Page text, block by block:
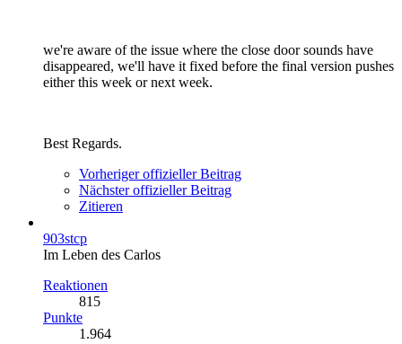
we're aware of the issue where the close door sounds have
disappeared, we'll have it fixed before the final version pushes
either this week or next week.
Best Regards.
Vorheriger offizieller Beitrag
Nächster offizieller Beitrag
Zitieren
903stcp
Im Leben des Carlos
Reaktionen
815
Punkte
1.964